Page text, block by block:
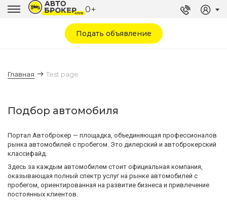
0+
Подать объявление
Главная Test page
Подбор автомобиля
Портал Автоброкер — площадка, объединяющая профессионалов
рынка автомобилей с пробегом. Это дилерский и автоброкерский
классифайд.
Здесь за каждым автомобилем стоит официальная компания,
оказывающая полный спектр услуг на рынке автомобилей с
пробегом, ориентированная на развитие бизнеса и привлечение
постоянных клиентов.